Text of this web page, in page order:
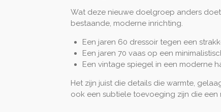
Wat deze nieuwe doelgroep anders
bestaande, moderne inrichting.
Een jaren 60 dressoir tegen een
Een jaren 70 vaas op een
Een vintage spiegel in een moderne
Het zijn juist die details die warmte,
ook een subtiele toevoeging zijn die een